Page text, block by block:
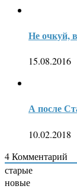
Не очкуй,
15.08.2016
А после
10.02.2018
4Комментарий
старые
новые